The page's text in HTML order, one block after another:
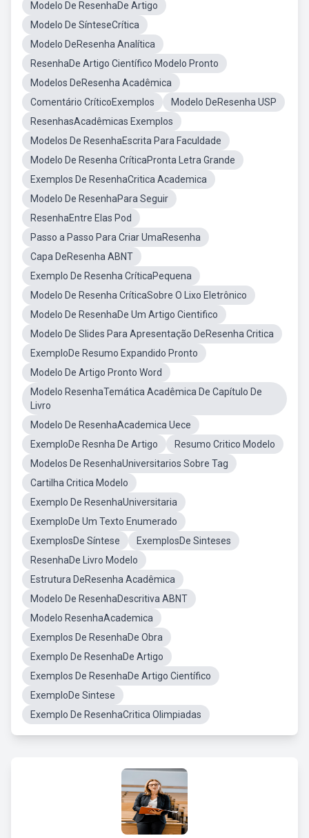
Modelo De ResenhaDe Artigo
Modelo De SínteseCrítica
Modelo DeResenha Analítica
ResenhaDe Artigo Científico Modelo Pronto
Modelos DeResenha Acadêmica
Comentário CríticoExemplos
Modelo DeResenha USP
ResenhasAcadêmicas Exemplos
Modelos De ResenhaEscrita Para Faculdade
Modelo De Resenha CríticaPronta Letra Grande
Exemplos De ResenhaCritica Academica
Modelo De ResenhaPara Seguir
ResenhaEntre Elas Pod
Passo a Passo Para Criar UmaResenha
Capa DeResenha ABNT
Exemplo De Resenha CríticaPequena
Modelo De Resenha CríticaSobre O Lixo Eletrônico
Modelo De ResenhaDe Um Artigo Cientifico
Modelo De Slides Para Apresentação DeResenha Critica
ExemploDe Resumo Expandido Pronto
Modelo De Artigo Pronto Word
Modelo ResenhaTemática Acadêmica De Capítulo De
Livro
Modelo De ResenhaAcademica Uece
ExemploDe Resnha De Artigo
Resumo Critico Modelo
Modelos De ResenhaUniversitarios Sobre Tag
Cartilha Critica Modelo
Exemplo De ResenhaUniversitaria
ExemploDe Um Texto Enumerado
ExemplosDe Síntese
ExemplosDe Sinteses
ResenhaDe Livro Modelo
Estrutura DeResenha Acadêmica
Modelo De ResenhaDescritiva ABNT
Modelo ResenhaAcademica
Exemplos De ResenhaDe Obra
Exemplo De ResenhaDe Artigo
Exemplos De ResenhaDe Artigo Científico
ExemploDe Sintese
Exemplo De ResenhaCritica Olimpiadas